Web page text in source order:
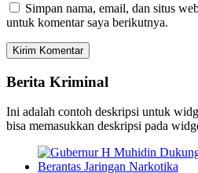
Simpan nama, email, dan situs
untuk komentar saya berikutnya.
Berita Kriminal
Ini adalah contoh deskripsi untuk
bisa memasukkan deskripsi pada